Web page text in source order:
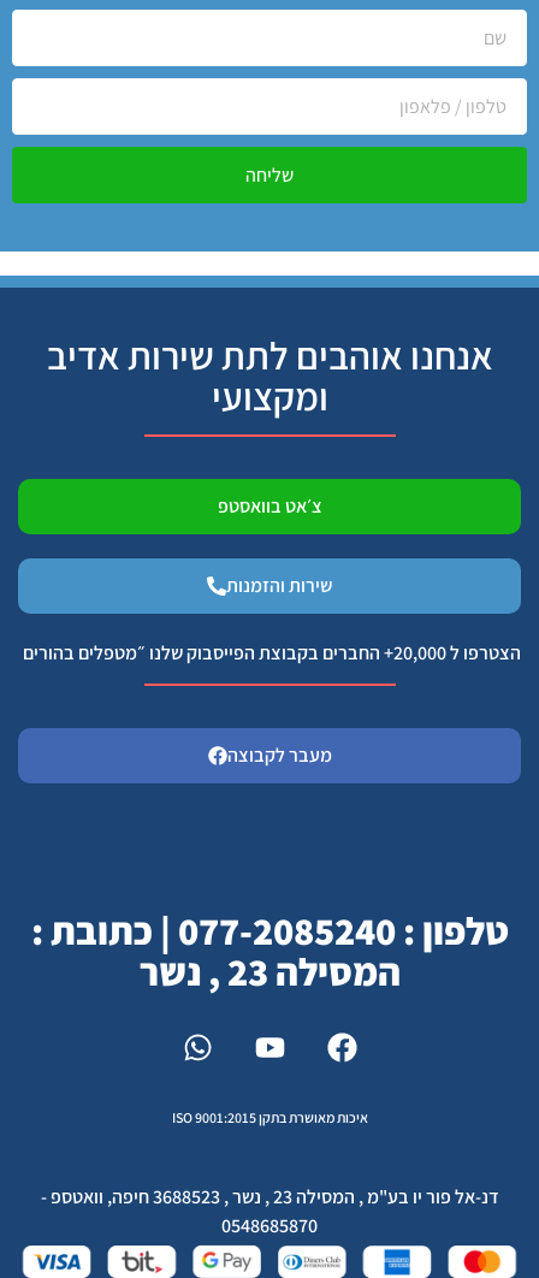
שליחה
אנחנו אוהבים לתת שירות אדיב
ומקצועי
צ׳אט בוואסטפ
שירות והזמנות
הצטרפו ל 20,000+ החברים בקבוצת הפייסבוק שלנו ״מטפלים בהורים
מעבר לקבוצה
טלפון : 077-2085240 | כתובת :
המסילה 23 , נשר
איכות מאושרת בתקן ISO 9001:2015
דנ-אל פור יו בע"מ , המסילה 23 , נשר , 3688523 חיפה, וואטספ -
0548685870